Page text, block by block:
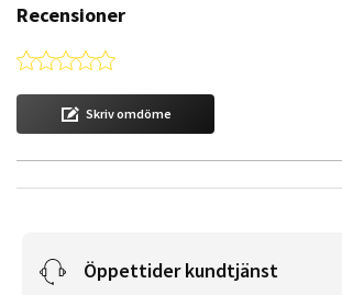
Recensioner
0.0 star rating
Skriv omdöme
Öppettider kundtjänst